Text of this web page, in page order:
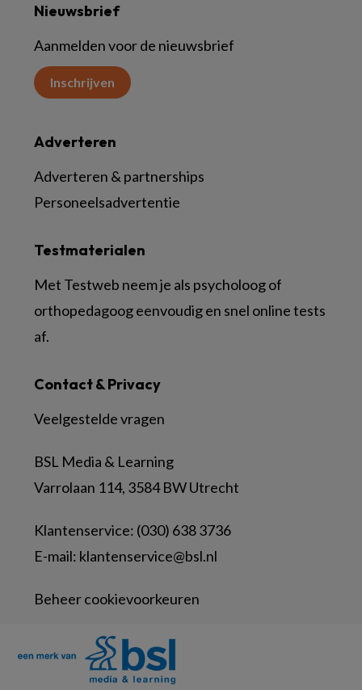
Nieuwsbrief
Aanmelden voor de nieuwsbrief
Inschrijven
Contact & Privacy
Veelgestelde vragen
BSL Media & Learning
Varrolaan 114, 3584 BW Utrecht
Klantenservice: (030) 638 3736
E-mail: klantenservice@bsl.nl
Beheer cookievoorkeuren
Testmaterialen
Met Testweb neem je als psycholoog of
orthopedagoog eenvoudig en snel online tests
af.
Adverteren
Adverteren & partnerships
Personeelsadvertentie